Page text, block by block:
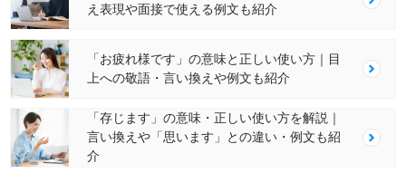
え表現や面接で使える例文も紹介
「お疲れ様です」の意味と正しい使い方｜目
上への敬語・言い換えや例文も紹介
「存じます」の意味・正しい使い方を解説｜
言い換えや「思います」との違い・例文も紹
介